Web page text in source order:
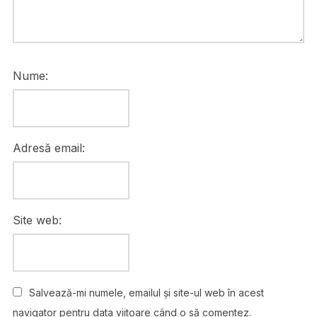
Nume:
Adresă email:
Site web:
Salvează-mi numele, emailul și site-ul web în acest
navigator pentru data viitoare când o să comentez.